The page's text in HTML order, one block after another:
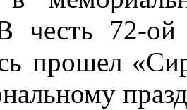
честь 72-
прошел